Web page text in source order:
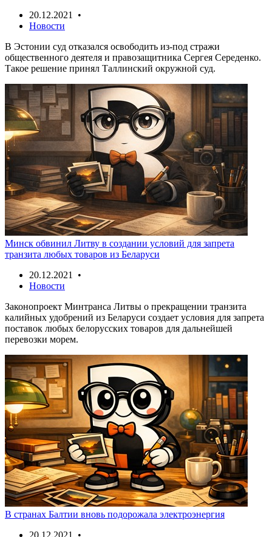
20.12.2021 •
Новости
В Эстонии суд отказался освободить из-под стражи
общественного деятеля и правозащитника Сергея Середенко.
Такое решение принял Таллинский окружной суд.
Минск обвинил Литву в создании условий для запрета
транзита любых товаров из Беларуси
20.12.2021 •
Новости
Законопроект Минтранса Литвы о прекращении транзита
калийных удобрений из Беларуси создает условия для запрета
поставок любых белорусских товаров для дальнейшей
перевозки морем.
В странах Балтии вновь подорожала электроэнергия
20.12.2021 •